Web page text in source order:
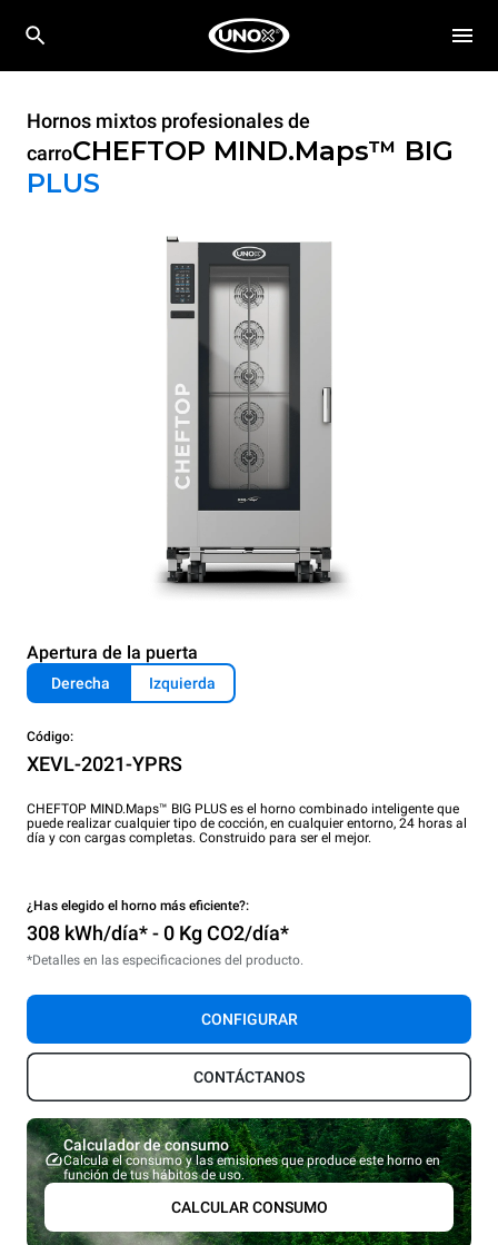
Hornos mixtos profesionales de
carroCHEFTOP MIND.Maps™ BIG
PLUS
Apertura de la puerta
Derecha Izquierda
Código:
XEVL-2021-YPRS
CHEFTOP MIND.Maps™ BIG PLUS es el horno combinado inteligente que
puede realizar cualquier tipo de cocción, en cualquier entorno, 24 horas al
día y con cargas completas. Construido para ser el mejor.
¿Has elegido el horno más eficiente?:
308 kWh/día* - 0 Kg CO2/día*
*Detalles en las especificaciones del producto.
CONFIGURAR
CONTÁCTANOS
Calculador de consumo
Calcula el consumo y las emisiones que produce este horno en
función de tus hábitos de uso.
CALCULAR CONSUMO